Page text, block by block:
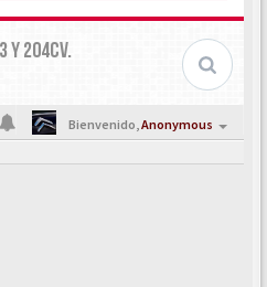
Y 204CV.
Bienvenido,Anonymous